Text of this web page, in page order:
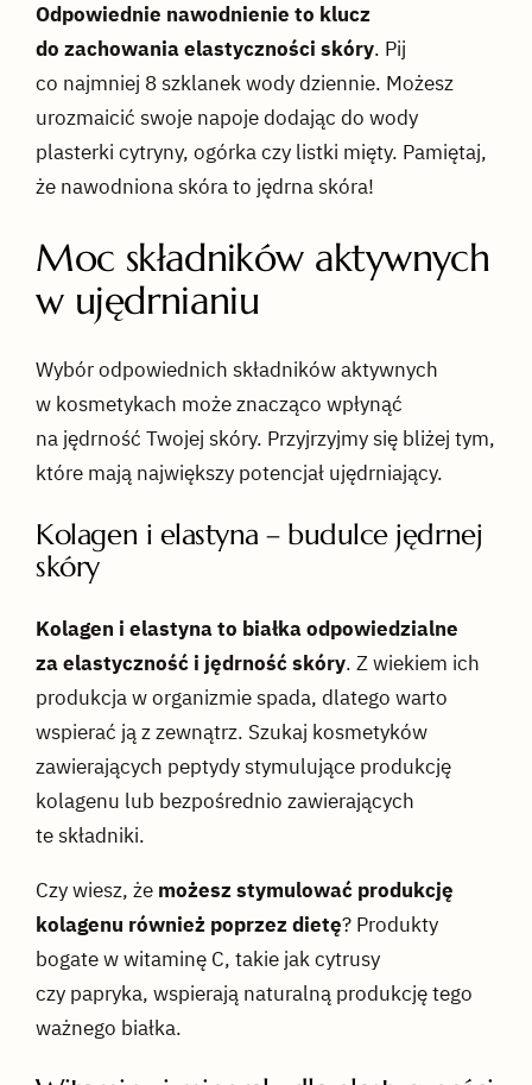
Odpowiednie nawodnienie to klucz
do zachowania elastyczności skóry. Pij
co najmniej 8 szklanek wody dziennie. Możesz
urozmaicić swoje napoje dodając do wody
plasterki cytryny, ogórka czy listki mięty. Pamiętaj,
że nawodniona skóra to jędrna skóra!
Moc składników aktywnych
w ujędrnianiu
Wybór odpowiednich składników aktywnych
w kosmetykach może znacząco wpłynąć
na jędrność Twojej skóry. Przyjrzyjmy się bliżej tym,
które mają największy potencjał ujędrniający.
Kolagen i elastyna – budulce jędrnej
skóry
Kolagen i elastyna to białka odpowiedzialne
za elastyczność i jędrność skóry. Z wiekiem ich
produkcja w organizmie spada, dlatego warto
wspierać ją z zewnątrz. Szukaj kosmetyków
zawierających peptydy stymulujące produkcję
kolagenu lub bezpośrednio zawierających
te składniki.
Czy wiesz, że możesz stymulować produkcję
kolagenu również poprzez dietę? Produkty
bogate w witaminę C, takie jak cytrusy
czy papryka, wspierają naturalną produkcję tego
ważnego białka.